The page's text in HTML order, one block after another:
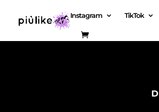
Instagram TikTok